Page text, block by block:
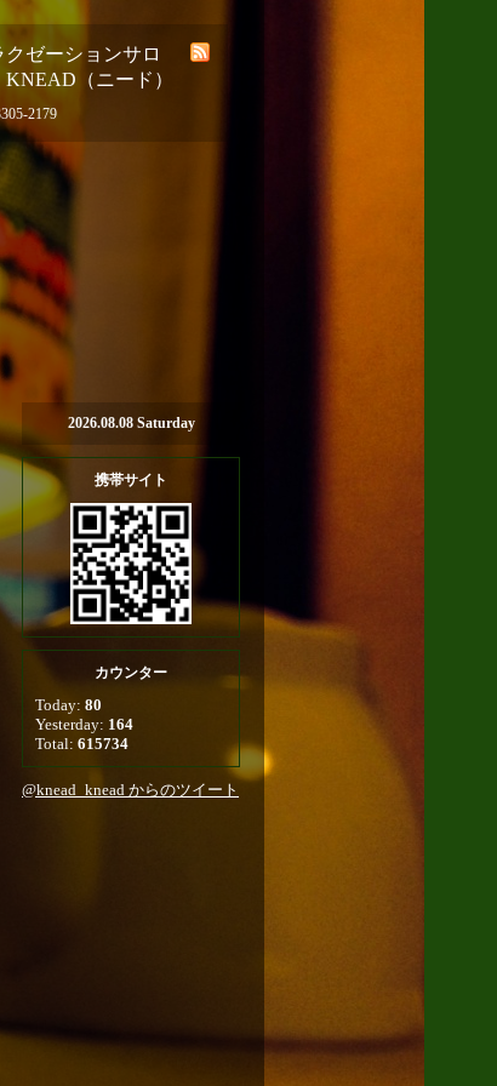
クゼーションサロ
（ニード）
2179
2026.08.08 Saturday
携帯サイト
カウンター
Today: 80
Yesterday: 164
Total: 615734
@knead_knead からのツイート